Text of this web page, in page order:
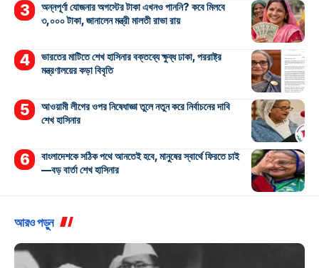
অন্নপূর্ণা যোজনার অগস্টের টাকা এখনও পাননি? কবে মিলবে
৩,০০০ টাকা, জানালেন মন্ত্রী মালতী রাভা রায়
ভারতের মাটিতে শেখ হাসিনার বক্তব্যে ক্ষুব্ধ ঢাকা, পররাষ্ট্র
মন্ত্রণালয়ের কড়া বিবৃতি
আওয়ামী লীগের ওপর নিষেধাজ্ঞা তুলে নতুন করে নির্বাচনের দাবি
শেখ হাসিনার
বাংলাদেশকে সঠিক পথে আনতেই হবে, মানুষের স্বার্থে ফিরতে চাই
—বড় বার্তা শেখ হাসিনার
আরও পড়ুন